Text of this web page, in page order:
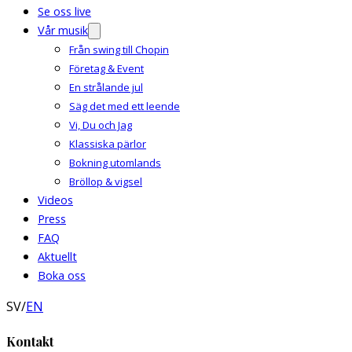
Se oss live
Vår musik
Från swing till Chopin
Företag & Event
En strålande jul
Säg det med ett leende
Vi, Du och Jag
Klassiska pärlor
Bokning utomlands
Bröllop & vigsel
Videos
Press
FAQ
Aktuellt
Boka oss
SV/EN
Kontakt